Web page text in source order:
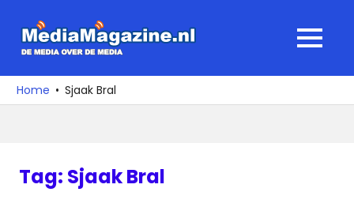
naar
media
over
MENU
Home Sjaak Bral
Tag: Sjaak Bral